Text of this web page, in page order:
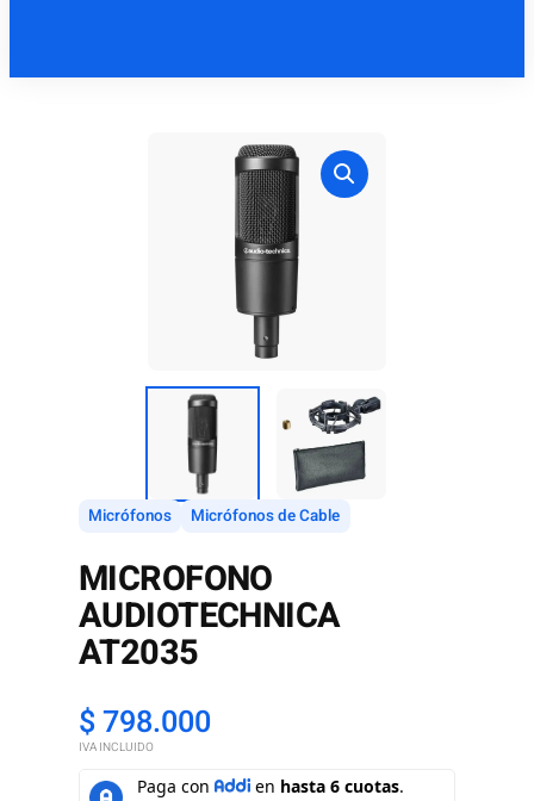
Micrófonos Micrófonos de Cable
MICROFONO
AUDIOTECHNICA
AT2035
$798.000
IVA INCLUIDO